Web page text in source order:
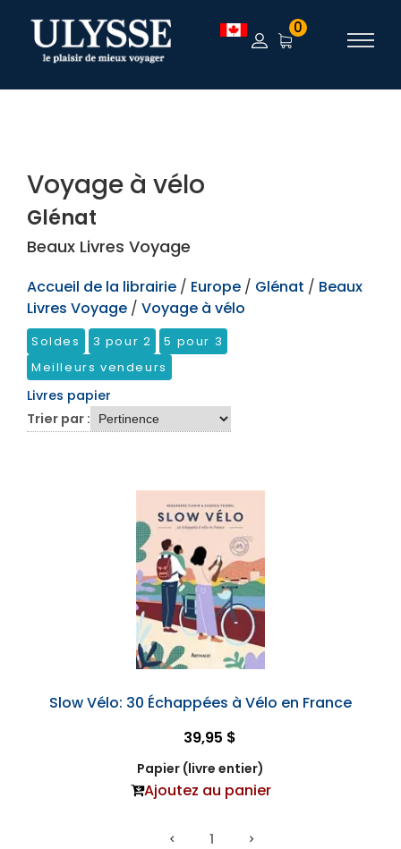
TEST 0
Voyage à vélo
Glénat
Beaux Livres Voyage
Accueil de la librairie / Europe / Glénat / Beaux
Livres Voyage / Voyage à vélo
Soldes 3 pour 2
5 pour 3
Meilleurs vendeurs
Livres papier
Trier par :
Slow Vélo: 30 Échappées à Vélo en France
39,95 $
Papier (livre entier)
Ajoutez au panier
1